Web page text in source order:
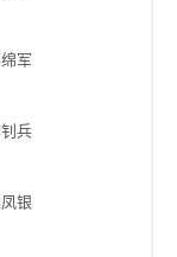
军
兵
银